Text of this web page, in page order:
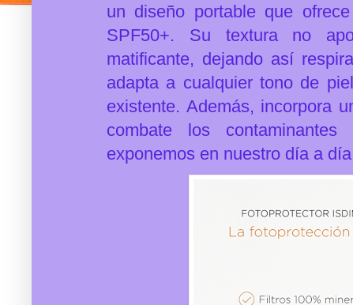
un diseño portable que
SPF50+. Su textura no
matificante, dejando así
adapta a cualquier tono de
existente. Además, incorpora
combate los
exponemos en nuestro día a